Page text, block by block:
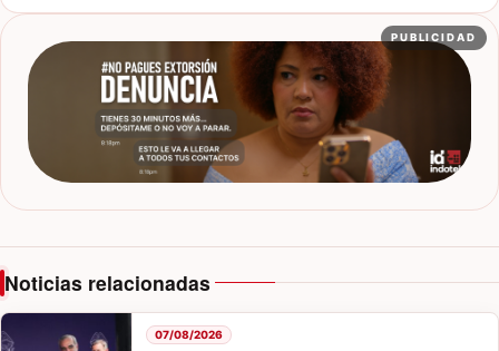
PUBLICIDAD
Noticias relacionadas
07/08/2026